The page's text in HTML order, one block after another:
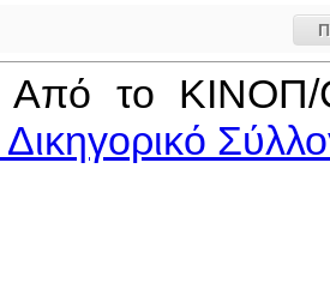
το